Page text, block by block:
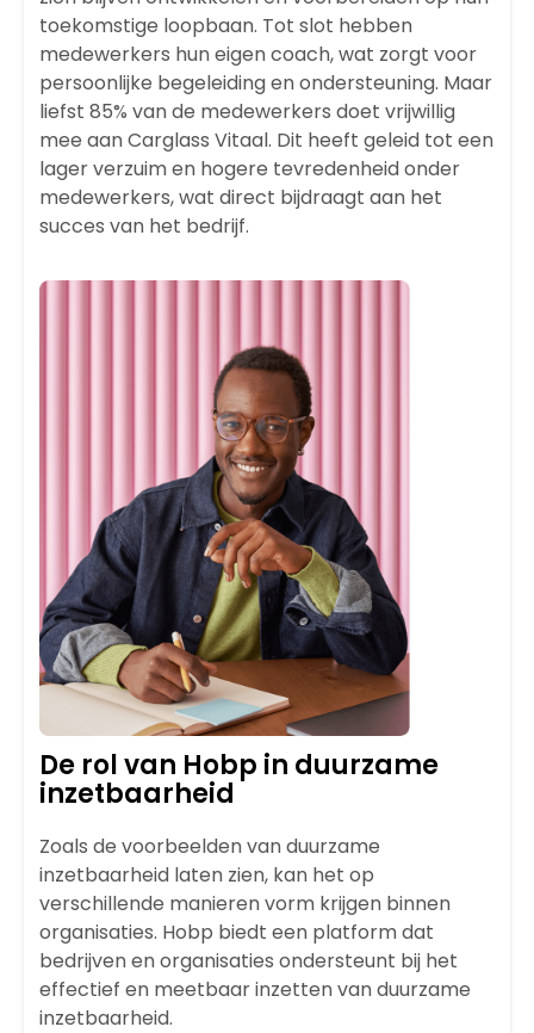
toekomstige loopbaan. Tot slot hebben
medewerkers hun eigen coach, wat zorgt voor
persoonlijke begeleiding en ondersteuning. Maar
liefst 85% van de medewerkers doet vrijwillig
mee aan Carglass Vitaal. Dit heeft geleid tot een
lager verzuim en hogere tevredenheid onder
medewerkers, wat direct bijdraagt aan het
succes van het bedrijf.
De rol van Hobp in duurzame
inzetbaarheid
Zoals de voorbeelden van duurzame
inzetbaarheid laten zien, kan het op
verschillende manieren vorm krijgen binnen
organisaties. Hobp biedt een platform dat
bedrijven en organisaties ondersteunt bij het
effectief en meetbaarinzetten van duurzame
inzetbaarheid.